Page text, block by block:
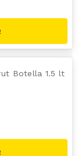
Botella 1.5 lt